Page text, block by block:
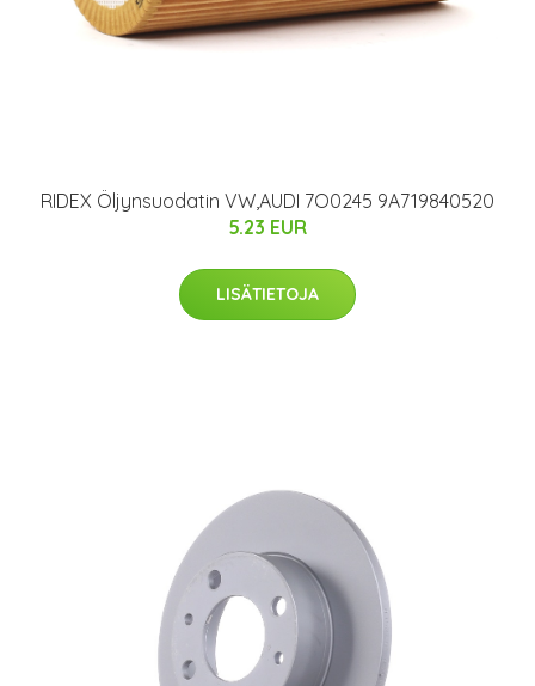
RIDEX Öljynsuodatin VW,AUDI 7O0245 9A719840520
5.23 EUR
LISÄTIETOJA